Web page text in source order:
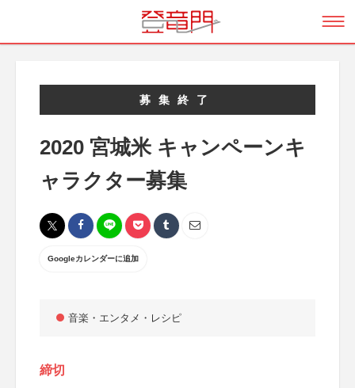
募集終了
2020 宮城米 キャンペーンキ
ャラクター募集
Googleカレンダーに追加
音楽・エンタメ・レシピ
締切